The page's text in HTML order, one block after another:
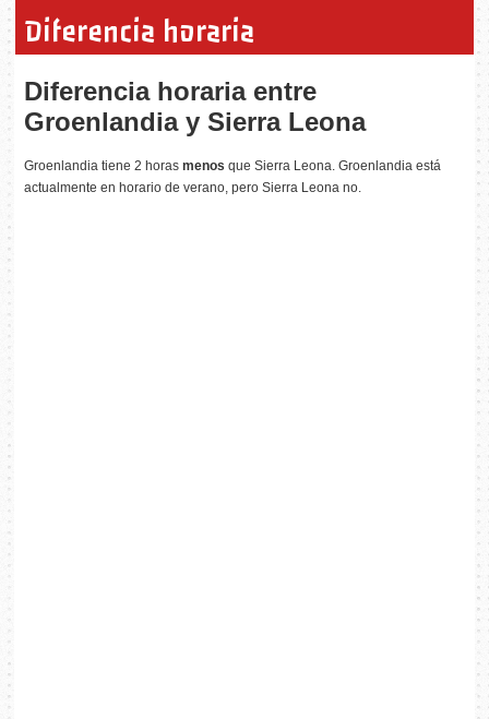
Diferencia horaria
Diferencia horaria entre
Groenlandia y Sierra Leona
Groenlandia tiene 2 horasmenos que Sierra Leona. Groenlandia está
actualmente en horario de verano, pero Sierra Leona no.